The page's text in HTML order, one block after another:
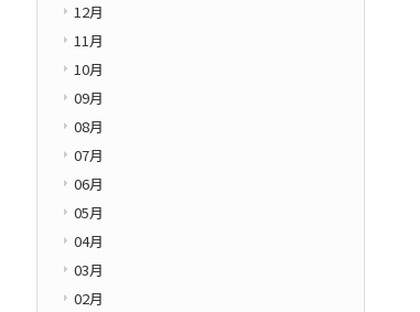
12月
11月
10月
09月
08月
07月
06月
05月
04月
03月
02月